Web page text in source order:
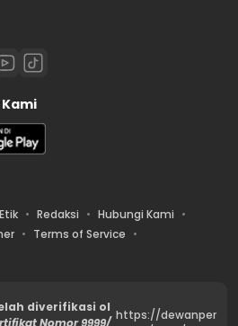
Redaksi
Hubungi Kami
Terms of Service
diverifikasi ol
Nomor 9999/
https://dewanper